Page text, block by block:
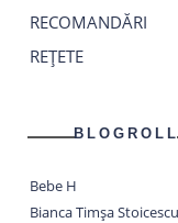
RECOMANDĂRI
REȚETE
BLOGROLL
Bebe H
Bianca Timșa Stoicescu